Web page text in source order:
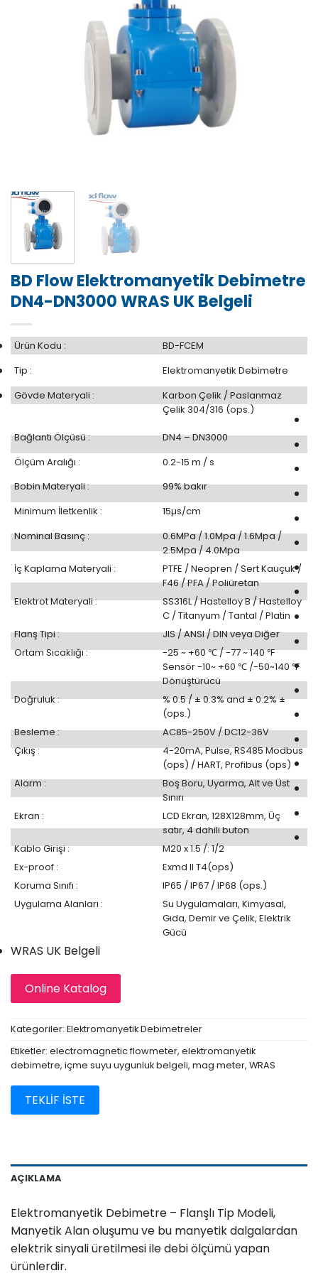
BD Flow Elektromanyetik Debimetre
DN4-DN3000 WRAS UK Belgeli
Ürün Kodu :
BD-FCEM
Tip :
Elektromanyetik Debimetre
Gövde Materyali :
Karbon Çelik / Paslanmaz
Çelik 304/316 (ops.)
Bağlantı Ölçüsü :
DN4 – DN3000
Ölçüm Aralığı :
0.2-15 m / s
Bobin Materyali :
99% bakır
Minimum İletkenlik :
15µs/cm
Nominal Basınç :
0.6MPa / 1.0Mpa / 1.6Mpa /
2.5Mpa / 4.0Mpa
İç Kaplama Materyali :
PTFE / Neopren / Sert Kauçuk /
F46 / PFA / Poliüretan
Elektrot Materyali :
SS316L / Hastelloy B / Hastelloy
C / Titanyum / Tantal / Platin
Flanş Tipi :
JIS / ANSI / DIN veya Diğer
Ortam Sıcaklığı :
-25 ~ +60 ℃ / -77 ~ 140 ℉
Sensör -10~ +60 ℃ /-50~140 ℉
Dönüştürücü
Doğruluk :
% 0.5 / ± 0.3% and ± 0.2% ±
(ops.)
Besleme :
AC85-250V / DC12-36V
Çıkış :
4-20mA, Pulse, RS485 Modbus
(ops) / HART, Profibus (ops)
Alarm :
Boş Boru, Uyarma, Alt ve Üst
Sınırı
Ekran :
LCD Ekran, 128X128mm, Üç
satır, 4 dahili buton
Kablo Girişi :
M20 x 1.5 /: 1/2
Ex-proof :
Exmd II T4(ops)
Koruma Sınıfı :
IP65 / IP67 / IP68 (ops.)
Uygulama Alanları :
Su Uygulamaları, Kimyasal,
Gıda, Demir ve Çelik, Elektrik
Gücü
WRAS UK Belgeli
Online Katalog
Kategoriler: Elektromanyetik Debimetreler
Etiketler: electromagnetic flowmeter, elektromanyetik
debimetre, içme suyu uygunluk belgeli, mag meter, WRAS
TEKLİF İSTE
AÇIKLAMA
Elektromanyetik Debimetre – Flanşlı Tip Modeli,
Manyetik Alan oluşumu ve bu manyetik dalgalardan
elektrik sinyali üretilmesi ile debi ölçümü yapan
ürünlerdir.